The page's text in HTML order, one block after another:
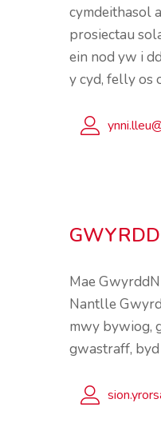
cymdeithasol
prosiectau
ein nod yw i
y cyd, felly os
Mae
Nantlle
mwy bywiog,
gwastraff,